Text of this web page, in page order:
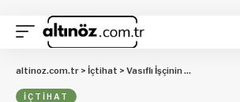
altinoz.com.tr > İçtihat > Vasıflı İşçinin Asgari Ücret Alması Hayatın Olağan Akışına Aykırıdır
İÇTIHAT